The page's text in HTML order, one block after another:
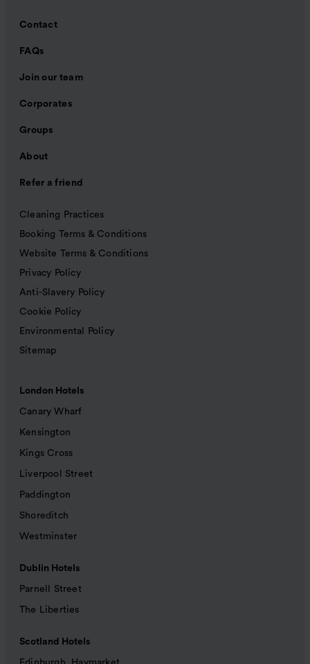
Contact
FAQs
Join our team
Corporates
Groups
About
Refer a friend
Cleaning Practices
Booking Terms & Conditions
Website Terms & Conditions
Privacy Policy
Anti-Slavery Policy
Cookie Policy
Environmental Policy
Sitemap
London Hotels
Canary Wharf
Kensington
Kings Cross
Liverpool Street
Paddington
Shoreditch
Westminster
Dublin Hotels
Parnell Street
The Liberties
Scotland Hotels